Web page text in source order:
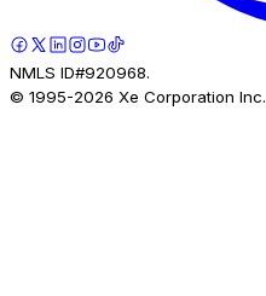
NMLS ID#920968.
© 1995-2026 Xe Corporation Inc.